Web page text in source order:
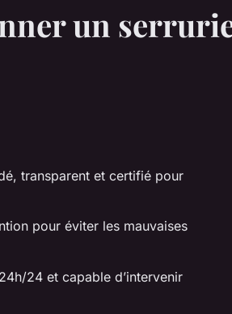
un
transparent et certifié pour
pour éviter les mauvaises
24 et capable d’intervenir